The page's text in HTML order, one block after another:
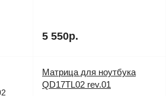
5 550р.
Матрица для ноутбука
QD17TL02 rev.01